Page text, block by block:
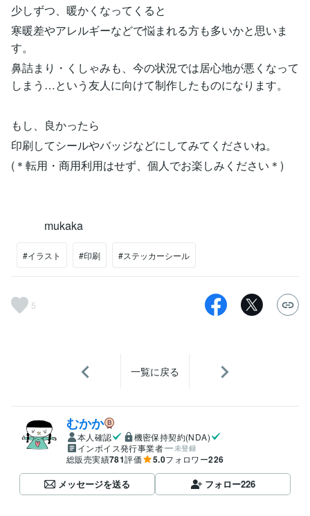
少しずつ、暖かくなってくると
寒暖差やアレルギーなどで悩まれる方も多いかと思いま
す。
鼻詰まり・くしゃみも、今の状況では居心地が悪くなって
しまう…という友人に向けて制作したものになります。
もし、良かったら
印刷してシールやバッジなどにしてみてくださいね。
(＊転用・商用利用はせず、個人でお楽しみください＊)
mukaka
#イラスト #印刷 #ステッカーシール
5
一覧に戻る
むかか
本人確認
機密保持契約(NDA)
インボイス発行事業者
未登録
総販売実績781評価 5.0フォロワー226
メッセージを送る フォロー226